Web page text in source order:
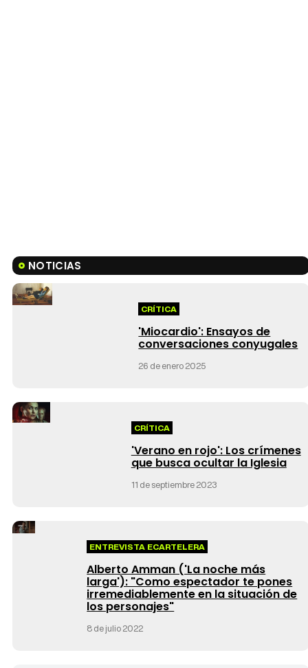
NOTICIAS
CRÍTICA
'Miocardio': Ensayos de
conversaciones conyugales
26 de enero 2025
CRÍTICA
'Verano en rojo': Los crímenes
que busca ocultar la Iglesia
11 de septiembre 2023
ENTREVISTA ECARTELERA
Alberto Amman ('La noche más
larga'): "Como espectador te pones
irremediablemente en la situación de
los personajes"
8 de julio 2022